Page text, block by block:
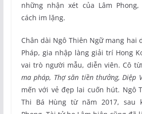
những nhận xét của Lâm
cách im lặng.
Chân dài Ngô Thiên Ngữ mang hai
Pháp, gia nhập làng giải trí Hong
vai trò người mẫu, diễn viên. Cô
ma pháp, Thợ săn tiền thưởng, Diệp
mến với vẻ đẹp lai cuốn hút. Ngô
Thi Bá Hùng từ năm 2017, sau